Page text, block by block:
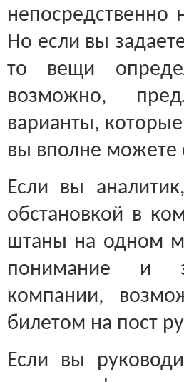
непосредственно
Но если вы
то вещи
возможно,
варианты,
вы вполне можете
Если вы
обстановкой в
штаны на одном
понимание и
компании,
билетом на пост
Если вы